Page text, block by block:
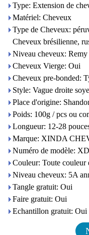
Type: Extension de
Matériel: Cheveux
Type de Cheveux:
Cheveux brésilienne,
Niveau cheveux:
Cheveux Vierge: Oui
Cheveux pre-bonded:
Style: Vague droite
Place d'origine:
Poids: 100g / pcs ou
Longueur: 12-28
Marque: XINDA
Numéro de modèle:
Couleur: Toute couleur
Niveau cheveux: 5A
Tangle gratuit: Oui
Faire gratuit: Oui
Echantillon gratuit: Oui